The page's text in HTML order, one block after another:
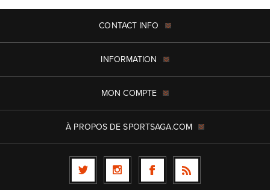
CONTACT INFO
INFORMATION
MON COMPTE
À PROPOS DE SPORTSAGA.COM